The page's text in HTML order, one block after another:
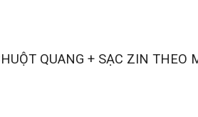
QUANG + SẠC ZIN THEO